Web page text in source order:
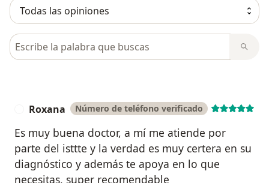
Busca en opiniones
Roxana Número de teléfono verificado
Es muy buena doctor, a mí me atiende por
parte del isttte y la verdad es muy certera en su
diagnóstico y además te apoya en lo que
necesitas, super recomendable